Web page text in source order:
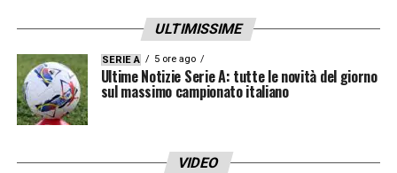
ULTIMISSIME
SERIE A 5 ore ago
Ultime Notizie Serie A: tutte le novità del giorno
sul massimo campionato italiano
VIDEO